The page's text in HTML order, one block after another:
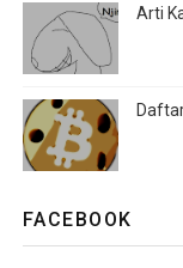
Arti
FACEBOOK